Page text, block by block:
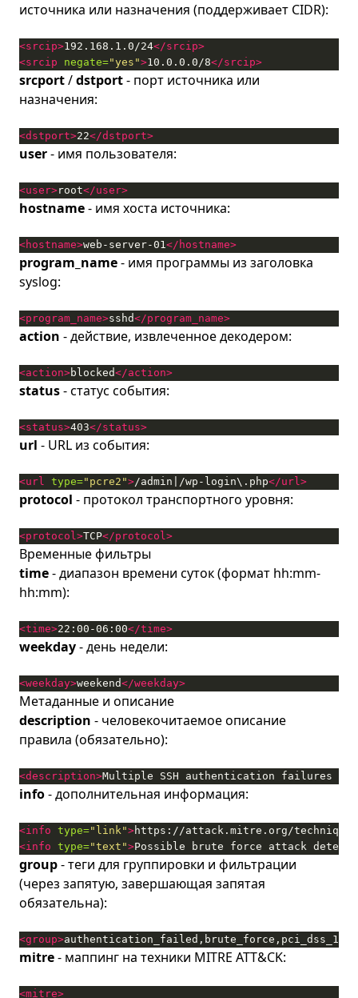
источника или назначения (поддерживает CIDR):
<srcip>192.168.1.0/24</srcip>
<srcip
negate="yes">10.0.0.0/8</srcip>
srcport/dstport- порт источника или
назначения:
<dstport>22</dstport>
user- имя пользователя:
<user>root</user>
hostname- имя хоста источника:
<hostname>web-server-01</hostname>
program_name- имя программы из заголовка
syslog:
<program_name>sshd</program_name>
action - действие, извлеченное декодером:
<action>blocked</action>
status- статус события:
<status>403</status>
url - URL из события:
<url type="pcre2">/admin|/wp-login\.php</url>
protocol - протокол транспортного уровня:
<protocol>TCP</protocol>
Временные фильтры
time- диапазон времени суток (формат hh:mm-
hh:mm):
<time>22:00-06:00</time>
weekday- день недели:
<weekday>weekend</weekday>
Метаданные и описание
description - человекочитаемое описание
правила (обязательно):
<description>Multiple SSH authentication failures
info- дополнительная информация:
<info type="link">https://attack.mitre.org/
<info type="text">Possible brute force attack
group- теги для группировки и фильтрации
(через запятую, завершающая запятая
обязательна):
<group>
mitre- маппинг на техники MITRE ATT&CK:
<mitre>